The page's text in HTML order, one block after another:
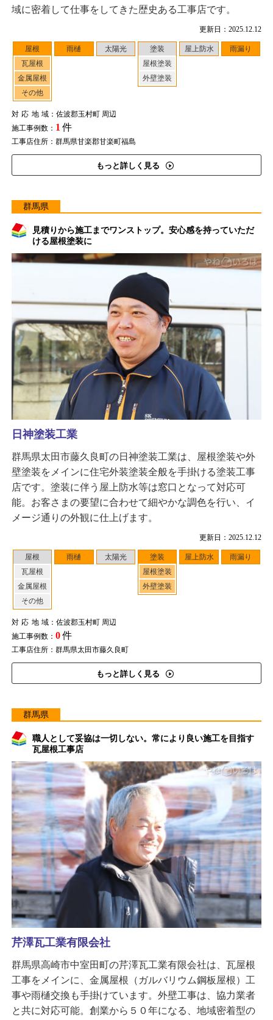
更新日：2025.12.12
屋根
瓦屋根
金属屋根
その他
雨樋 太陽光
塗装
屋根塗装
外壁塗装
屋上防水 雨漏り
対応地域：佐波郡玉村町 周辺
施工事例数： 1 件
工事店住所：群馬県甘楽郡甘楽町福島
もっと詳しく見る
域に密着して仕事をしてきた歴史ある工事店です。
群馬県
見積りから施工までワンストップ。安心感を持っていただ
ける屋根塗装に
更新日：2025.12.12
屋根
瓦屋根
金属屋根
その他
雨樋 太陽光
塗装
屋根塗装
外壁塗装
屋上防水 雨漏り
対応地域：佐波郡玉村町 周辺
施工事例数： 0件
工事店住所：群馬県太田市藤久良町
もっと詳しく見る
日神塗装工業
群馬県太田市藤久良町の日神塗装工業は、屋根塗装や外
壁塗装をメインに住宅外装塗装全般を手掛ける塗装工事
店です。塗装に伴う屋上防水等は窓口となって対応可
能。お客さまの要望に合わせて細やかな調色を行い、イ
メージ通りの外観に仕上げます。
群馬県
職人として妥協は一切しない。常により良い施工を目指す
瓦屋根工事店
芹澤瓦工業有限会社
群馬県高崎市中室田町の芹澤瓦工業有限会社は、瓦屋根
工事をメインに、金属屋根（ガルバリウム鋼板屋根）工
事や雨樋交換も手掛けています。外壁工事は、協力業者
と共に対応可能。創業から５０年になる、地域密着型の